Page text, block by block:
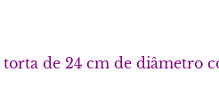
de 24 cm de diâmetro